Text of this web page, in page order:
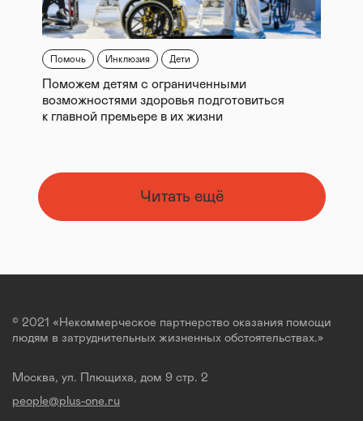
Помочь Инклюзия Дети
Поможем детям с ограниченными
возможностями здоровья подготовиться
к главной премьере в их жизни
Читать ещё
© 2021 «Некоммерческое партнерство оказания помощи
людям в затруднительных жизненных обстоятельствах.»
Москва, ул. Плющиха, дом 9 стр. 2
people@plus-one.ru